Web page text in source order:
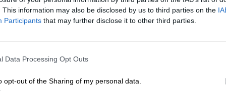
This information may also be disclosed by us to third parties on the
Participants that may further disclose it to other third parties.
Data Processing Opt Outs
opt-out of the Sharing of my personal data.
Jak to działa? – W trzech